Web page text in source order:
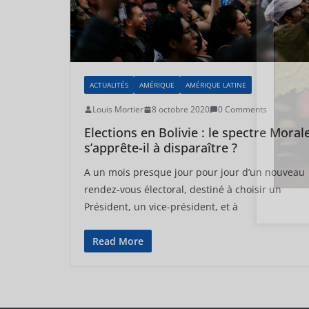
ACTUALITÉS AMÉRIQUE AMÉRIQUE LATINE
Louis Mortier 8 octobre 2020 0 Comments
Elections en Bolivie : le spectre
s’apprête-il à disparaître ?
A un mois presque jour pour jour d’un nouveau
rendez-vous électoral, destiné à choisir un
Président, un vice-président, et à
Read More